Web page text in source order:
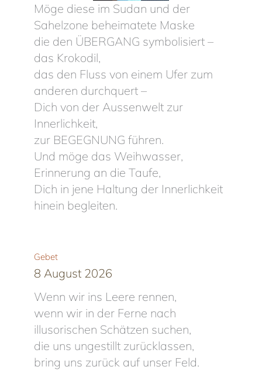
Möge diese im Sudan und der
Sahelzone beheimatete Maske
die den ÜBERGANG symbolisiert –
das Krokodil,
das den Fluss von einem Ufer zum
anderen durchquert –
Dich von der Aussenwelt zur
Innerlichkeit,
zur BEGEGNUNG führen.
Und möge das Weihwasser,
Erinnerung an die Taufe,
Dich in jene Haltung der Innerlichkeit
hinein begleiten.
Gebet
8 August 2026
Wenn wir ins Leere rennen,
wenn wir in der Ferne nach
illusorischen Schätzen suchen,
die uns ungestillt zurücklassen,
bring uns zurück auf unser Feld.